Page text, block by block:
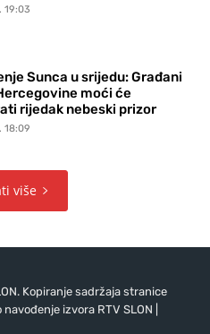
19:03
Sunca u srijedu: Građani
moći će
rijedak nebeski prizor
18:09
više
Kopiranje sadržaja stranice
izvora RTV SLON |